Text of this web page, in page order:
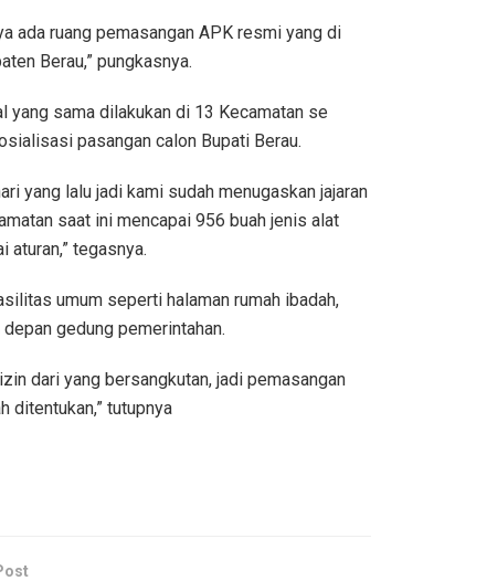
ada ruang pemasangan APK resmi yang di
Berau,” pungkasnya.
yang sama dilakukan di 13 Kecamatan se
pasangan calon Bupati Berau.
yang lalu jadi kami sudah menugaskan jajaran
saat ini mencapai 956 buah jenis alat
tegasnya.
umum seperti halaman rumah ibadah,
gedung pemerintahan.
dari yang bersangkutan, jadi pemasangan
ditentukan,” tutupnya